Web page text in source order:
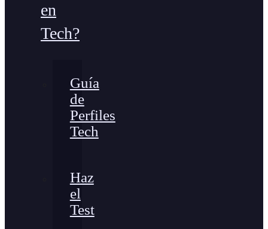
en
Tech?
Guía
de
Perfiles
Tech
Haz
el
Test